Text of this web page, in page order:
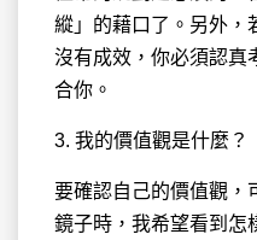
縱」的藉口了。另外，
沒有成效，你必須認真
合你。
3. 我的價值觀是什麼？
要確認自己的價值觀，
鏡子時，我希望看到怎